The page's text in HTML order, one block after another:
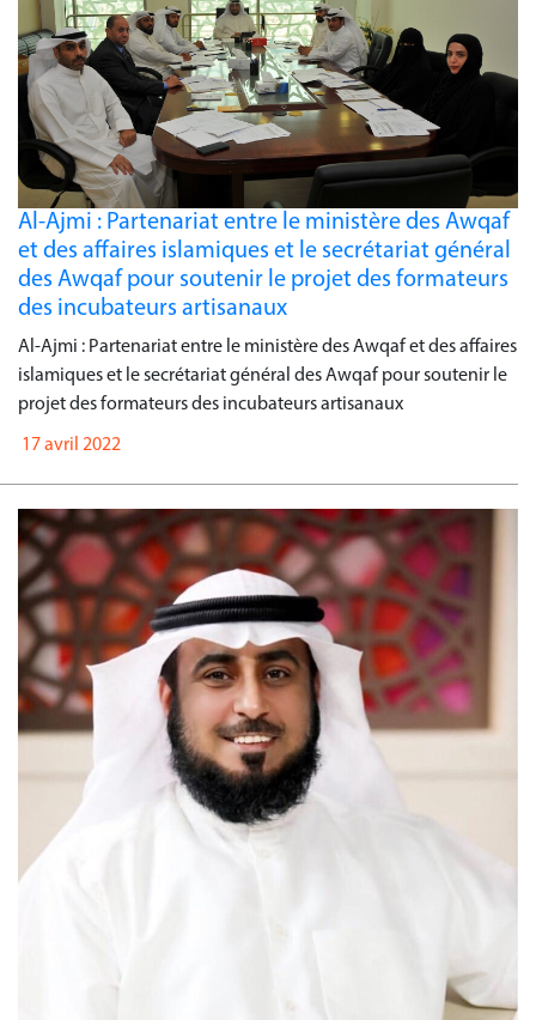
Al-Ajmi : Partenariat entre le ministère des Awqaf
et des affaires islamiques et le secrétariat général
des Awqaf pour soutenir le projet des formateurs
des incubateurs artisanaux
Al-Ajmi : Partenariat entre le ministère des Awqaf et des affaires
islamiques et le secrétariat général des Awqaf pour soutenir le
projet des formateurs des incubateurs artisanaux
17 avril 2022